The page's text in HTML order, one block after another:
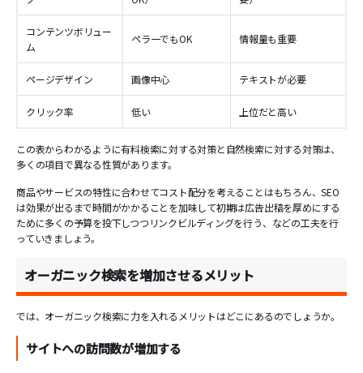
コンテンツボリュー
ム
ペラ一でもOK 情報量も重要
ページデザイン 画像中心 テキストが必要
クリック率 低い 上位だと高い
この表からわかるように有料検索に対する対策と自然検索に対する対策は、
多くの項目で異なる性質があります。
商品やサービスの特性に合わせてコスト配分を考えることはもちろん、SEO
は効果が出るまで時間がかかることを加味して初期は広告出稿を厚めにする
ために多くの予算を投下しつつリンクビルディングを行う、などの工夫を行
っていきましょう。
オーガニック検索を増加させるメリット
では、オーガニック検索に力を入れるメリットはどこにあるのでしょうか。
サイトへの訪問数が増加する